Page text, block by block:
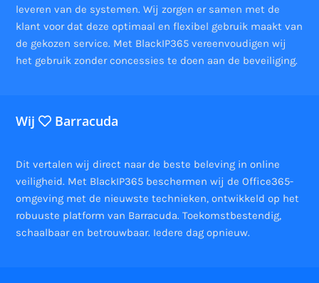
leveren van de systemen. Wij zorgen er samen met de
klant voor dat deze optimaal en flexibel gebruik maakt van
de gekozen service. Met BlackIP365 vereenvoudigen wij
het gebruik zonder concessies te doen aan de beveiliging.
Wij Barracuda
Dit vertalen wij direct naar de beste beleving in online
veiligheid. Met BlackIP365 beschermen wij de Office365-
omgeving met de nieuwste technieken, ontwikkeld op het
robuuste platform van Barracuda. Toekomstbestendig,
schaalbaar en betrouwbaar. Iedere dag opnieuw.